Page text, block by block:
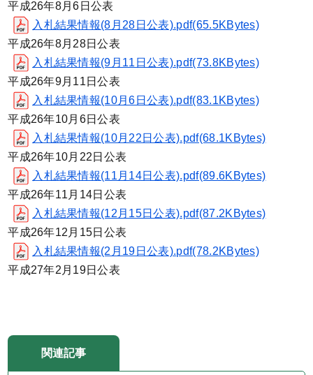
平成26年8月6日公表
入札結果情報(8月28日公表).pdf(65.5KBytes)
平成26年8月28日公表
入札結果情報(9月11日公表).pdf(73.8KBytes)
平成26年9月11日公表
入札結果情報(10月6日公表).pdf(83.1KBytes)
平成26年10月6日公表
入札結果情報(10月22日公表).pdf(68.1KBytes)
平成26年10月22日公表
入札結果情報(11月14日公表).pdf(89.6KBytes)
平成26年11月14日公表
入札結果情報(12月15日公表).pdf(87.2KBytes)
平成26年12月15日公表
入札結果情報(2月19日公表).pdf(78.2KBytes)
平成27年2月19日公表
関連記事